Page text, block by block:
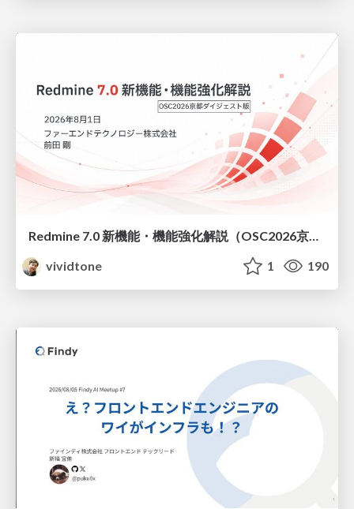
vividtone
1 190